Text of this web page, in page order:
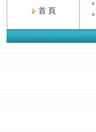
首 頁
°
°